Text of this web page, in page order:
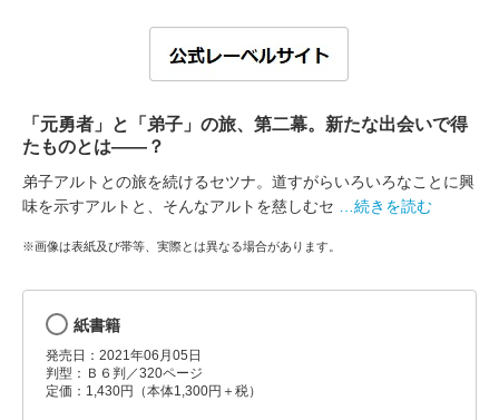
「元勇者」と「弟子」の旅、第二幕。新たな出会いで得
たものとは――？
弟子アルトとの旅を続けるセツナ。道すがらいろいろなことに興
味を示すアルトと、そんなアルトを慈しむセ
…続きを読む
※画像は表紙及び帯等、実際とは異なる場合があります。
紙書籍
発売日：2021年06月05日
判型：Ｂ６判／320ページ
定価：1,430円（本体1,300円＋税）